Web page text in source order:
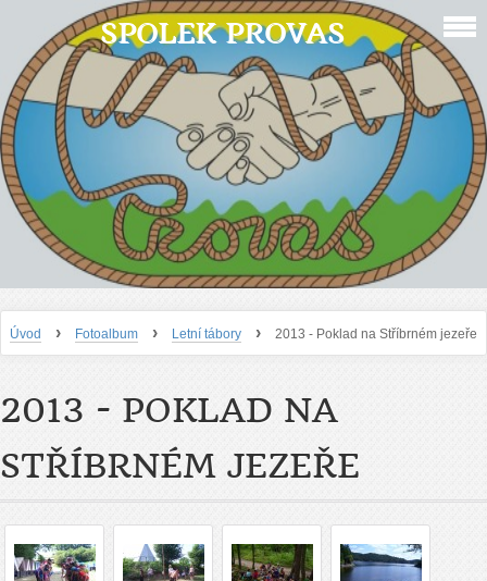
SPOLEK PROVAS
Úvod › Fotoalbum › Letní tábory › 2013 - Poklad na Stříbrném jezeře
2013 - POKLAD NA
STŘÍBRNÉM JEZEŘE